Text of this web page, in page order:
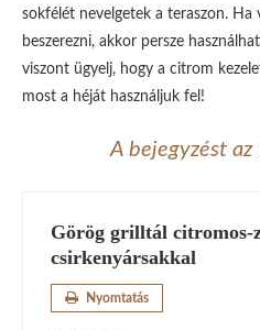
sokfélét nevelgetek a teraszon.
beszerezni, akkor persze
viszont ügyelj, hogy a citrom
most a héját használjuk fel!
A bejegyzést
Görög grilltál citromos-
csirkenyársakkal
Nyomtatás